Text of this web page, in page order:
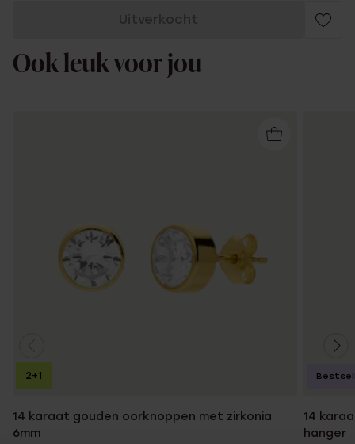
Uitverkocht
Ook leuk voor jou
14 karaat gouden oorknoppen met zirkonia
6mm
2+1
14
hanger